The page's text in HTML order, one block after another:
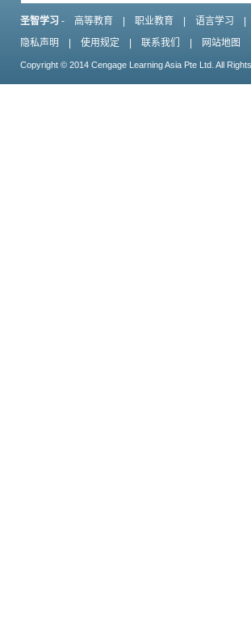
圣智学习 - 高等教育 职业教育 语言学习
隐私声明
使用规定 联系我们 网站地图
Copyright © 2014 Cengage Learning Asia Pte Ltd. All